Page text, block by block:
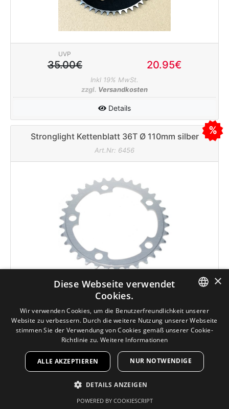
UVP
35.00€ 20.95€
Inkl 19% MwSt.
zzgl. Versandkosten
Details
Stronglight Kettenblatt 36T Ø 110mm silber
Art.Nr: 6456
24.95€ 20.95€
Inkl 19% MwSt.
zzgl.Versandkosten
Details
Stronglight Kettenblatt 52T Ø 110mm silber
GERMAN
×
Diese Webseite verwendet
Cookies.
Wir verwenden Cookies, um die Benutzerfreundlichkeit unserer
Website zu verbessern. Durch die weitere Nutzung unserer Webseite
stimmen Sie der Verwendung von Cookies gemäß unserer Cookie-
Richtlinie zu. Weitere Informationen
ALLE AKZEPTIEREN NUR NOTWENDIGE
DETAILS ANZEIGEN
UNBEDINGT ERFORDERLICH
POWERED BY COOKIESCRIPT